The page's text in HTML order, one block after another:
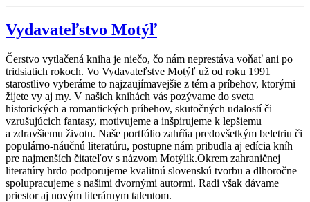
Vydavateľstvo Motýľ
Čerstvo vytlačená kniha je niečo, čo nám neprestáva voňať ani po
tridsiatich rokoch. Vo Vydavateľstve Motýľ už od roku 1991
starostlivo vyberáme to najzaujímavejšie z tém a príbehov, ktorými
žijete vy aj my. V našich knihách vás pozývame do sveta
historických a romantických príbehov, skutočných udalostí či
vzrušujúcich fantasy, motivujeme a inšpirujeme k lepšiemu
a zdravšiemu životu. Naše portfólio zahŕňa predovšetkým beletriu či
populárno-náučnú literatúru, postupne nám pribudla aj edícia kníh
pre najmenších čitateľov s názvom Motýlik.Okrem zahraničnej
literatúry hrdo podporujeme kvalitnú slovenskú tvorbu a dlhoročne
spolupracujeme s našimi dvornými autormi. Radi však dávame
priestor aj novým literárnym talentom.